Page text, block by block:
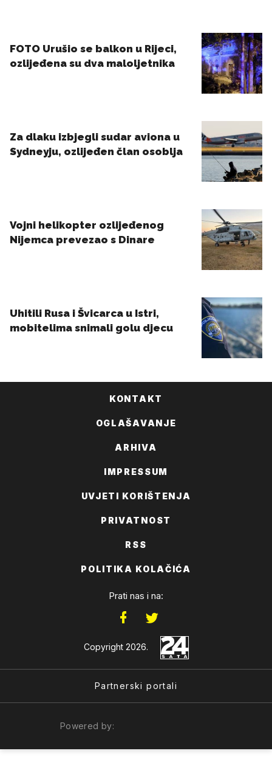
KONTAKT
OGLAŠAVANJE
ARHIVA
IMPRESSUM
UVJETI KORIŠTENJA
PRIVATNOST
RSS
POLITIKA KOLAČIĆA
Prati nas i na:
Copyright 2026.
Partnerski portali
Powered by: